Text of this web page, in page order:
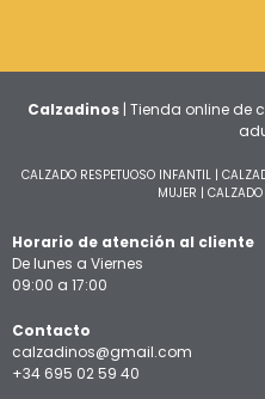
Calzadinos | Tienda online de
CALZADO RESPETUOSO INFANTIL|
MUJER | CALZADO
Horario de atención al cliente
De lunes a Viernes
09:00 a 17:00
Contacto
calzadinos@gmail.com
+34 695 02 59 40